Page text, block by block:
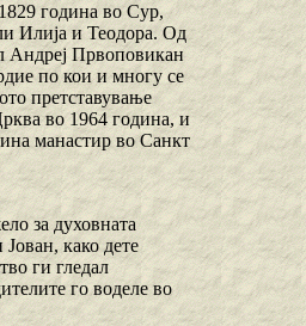
година во Сур,
Илија и Теодора. Од
Андреј Првоповикан
по кои и многу се
претставување
во 1964 година, и
манастир во Санкт
за духовната
како дете
ги гледал
го воделе во